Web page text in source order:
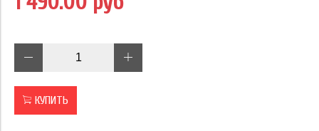
КУПИТЬ